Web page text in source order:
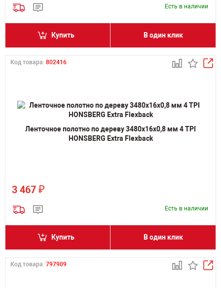
Есть в наличии
Купить В один клик
Код товара: 802416
Ленточное полотно по дереву 3480х16х0,8 мм 4 TPI
HONSBERG Extra Flexback
3 467 ₽
Есть в наличии
Купить В один клик
Код товара: 797909